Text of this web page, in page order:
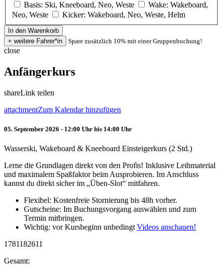
Basis: Ski, Kneeboard, Neo, Weste
Wake: Wakeboard,
Neo, Weste
Kicker: Wakeboard, Neo, Weste, Helm
Spare zusätzlich 10% mit einer Gruppenbuchung!
close
Anfängerkurs
shareLink teilen
attachmentZum Kalendar hinzufügen
05. September 2026 - 12:00 Uhr bis 14:00 Uhr
Wasserski, Wakeboard & Kneeboard Einsteigerkurs (2 Std.)
Lerne die Grundlagen direkt von den Profis! Inklusive Leihmaterial
und maximalem Spaßfaktor beim Ausprobieren. Im Anschluss
kannst du direkt sicher im „Üben-Slot“ mitfahren.
Flexibel: Kostenfreie Stornierung bis 48h vorher.
Gutscheine: Im Buchungsvorgang auswählen und zum
Termin mitbringen.
Wichtig: vor Kursbeginn unbedingt Videos anschauen!
1781182611
Gesamt: